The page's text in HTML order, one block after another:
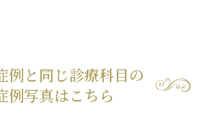
例と同じ診療科目の
例写真はこちら